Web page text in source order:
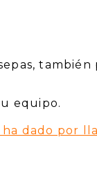
equipo.
dado por